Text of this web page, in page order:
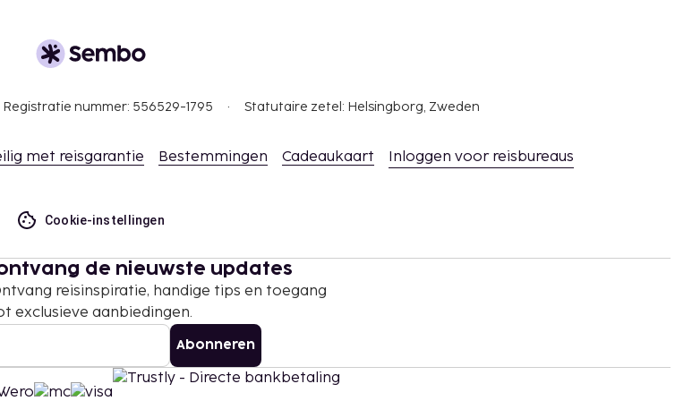
Registratie nummer: 556529-1795 Statutaire zetel: Helsingborg, Zweden
met reisgarantie Bestemmingen Cadeaukaart Inloggen voor reisbureaus
Cookie-instellingen
de nieuwste updates
reisinspiratie, handige tips en toegang
exclusieve aanbiedingen.
Abonneren